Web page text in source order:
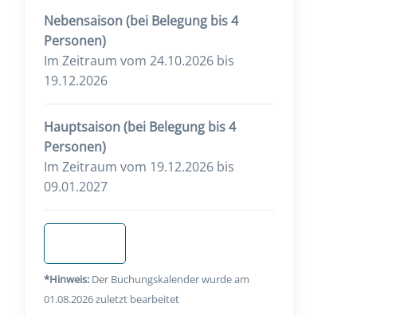
Nebensaison (bei Belegung bis 4
Personen)
Im Zeitraum vom 24.10.2026 bis
19.12.2026
Hauptsaison (bei Belegung bis 4
Personen)
Im Zeitraum vom 19.12.2026 bis
09.01.2027
*Hinweis: Der Buchungskalender wurde am
01.08.2026 zuletzt bearbeitet